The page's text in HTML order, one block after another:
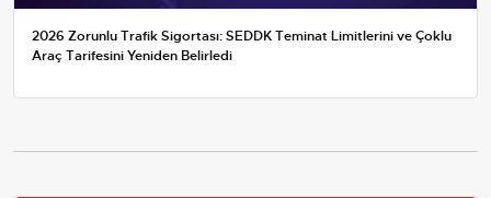
2026 Zorunlu Trafik Sigortası: SEDDK Teminat Limitlerini ve Çoklu
Araç Tarifesini Yeniden Belirledi